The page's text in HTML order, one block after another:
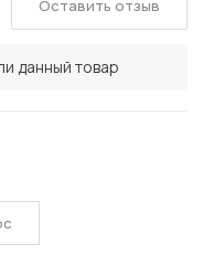
данный товар
Оставить отзыв